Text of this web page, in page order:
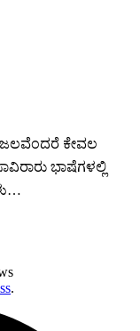
ಕೇವಲ
ಭಾಷೆಗಳಲ್ಲಿ
.